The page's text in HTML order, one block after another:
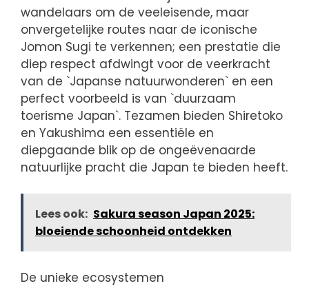
wandelaars om de veeleisende, maar
onvergetelijke routes naar de iconische
Jomon Sugi te verkennen; een prestatie die
diep respect afdwingt voor de veerkracht
van de `Japanse natuurwonderen` en een
perfect voorbeeld is van `duurzaam
toerisme Japan`. Tezamen bieden Shiretoko
en Yakushima een essentiële en
diepgaande blik op de ongeëvenaarde
natuurlijke pracht die Japan te bieden heeft.
Lees ook: Sakura season Japan 2025:
bloeiende schoonheid ontdekken
De unieke ecosystemen